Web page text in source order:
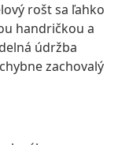
rošt sa ľahko
handričkou a
údržba
zachovalý